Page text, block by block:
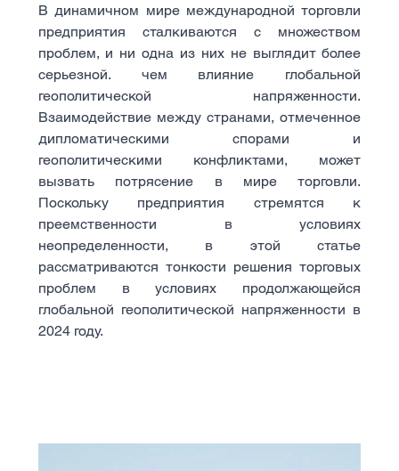
В динамичном мире международной торговли
предприятия сталкиваются с множеством
проблем, и ни одна из них не выглядит более
серьезной. чем влияние глобальной
геополитической напряженности.
Взаимодействие между странами, отмеченное
дипломатическими спорами и
геополитическими конфликтами, может
вызвать потрясение в мире торговли.
Поскольку предприятия стремятся к
преемственности в условиях
неопределенности, в этой статье
рассматриваются тонкости решения торговых
проблем в условиях продолжающейся
глобальной геополитической напряженности в
2024 году.